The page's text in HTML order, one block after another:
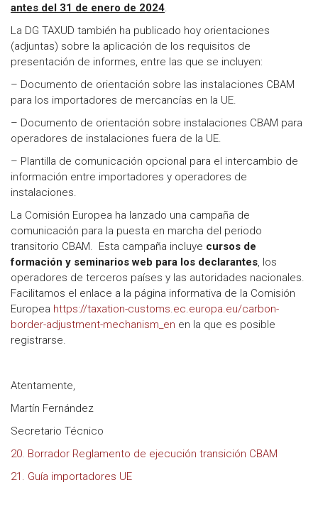
antes del 31 de enero de 2024.
La DG TAXUD también ha publicado hoy orientaciones
(adjuntas) sobre la aplicación de los requisitos de
presentación de informes, entre las que se incluyen:
– Documento de orientación sobre las instalaciones CBAM
para los importadores de mercancías en la UE.
– Documento de orientación sobre instalaciones CBAM para
operadores de instalaciones fuera de la UE.
– Plantilla de comunicación opcional para el intercambio de
información entre importadores y operadores de
instalaciones.
La Comisión Europea ha lanzado una campaña de
comunicación para la puesta en marcha del periodo
transitorio CBAM. Esta campaña incluye cursos de
formación y seminarios web para los declarantes, los
operadores de terceros países y las autoridades nacionales.
Facilitamos el enlace a la página informativa de la Comisión
Europea https://taxation-customs.ec.europa.eu/carbon-
border-adjustment-mechanism_en en la que es posible
registrarse.
Atentamente,
Martín Fernández
Secretario Técnico
20. Borrador Reglamento de ejecución transición CBAM
21. Guía importadores UE